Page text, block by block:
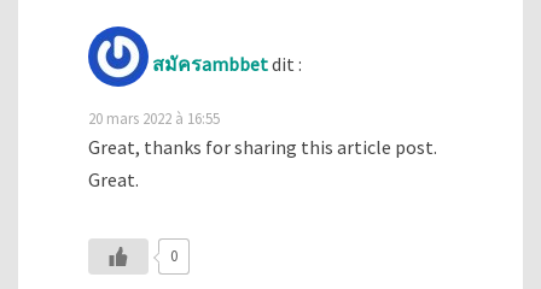
สมัครambbetdit :
20 mars 2022 à 16:55
Great, thanks for sharing this article post.
Great.
0